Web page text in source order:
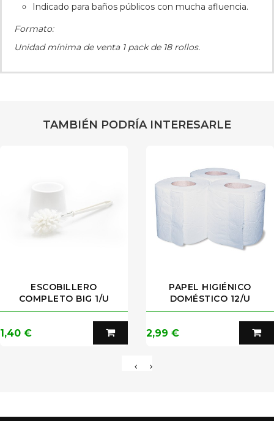
Indicado para baños públicos con mucha afluencia.
Formato:
Unidad mínima de venta 1 pack de 18 rollos.
TAMBIÉN PODRÍA INTERESARLE
ESCOBILLERO
COMPLETO BIG 1/U
Precio
1,40 €
PAPEL HIGIÉNICO
DOMÉSTICO 12/U
Precio
2,99 €